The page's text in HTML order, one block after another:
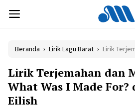
isi
MENU
Beranda › Lirik Lagu Barat › Lirik Terjemahan dan
Lirik Terjemahan dan
What Was I Made
Eilish